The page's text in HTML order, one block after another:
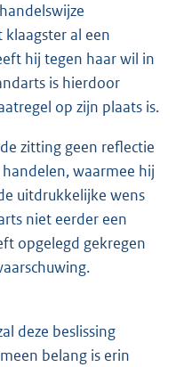
al een
hij tegen haar wil in
is hierdoor
op zijn plaats is.
zitting geen reflectie
waarmee hij
uitdrukkelijke wens
niet eerder een
opgelegd gekregen
deze beslissing
belang is erin